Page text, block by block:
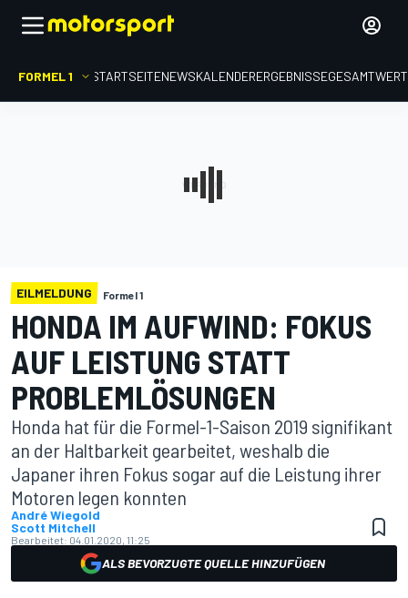
FORMEL 1 STARTSEITENEWSKALENDERERGEBNISSE
EILMELDUNG Formel 1
HONDA IM AUFWIND: FOKUS
AUF LEISTUNG STATT
PROBLEMLÖSUNGEN
Honda hat für die Formel-1-Saison 2019 signifikant
an der Haltbarkeit gearbeitet, weshalb die
Japaner ihren Fokus sogar auf die Leistung ihrer
Motoren legen konnten
André Wiegold
Scott Mitchell
Bearbeitet: 04.01.2020, 11:25
ALS BEVORZUGTE QUELLE HINZUFÜGEN